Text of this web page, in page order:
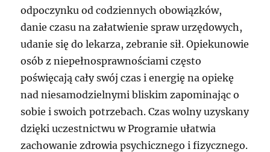
odpoczynku od codziennych obowiązków,
danie czasu na załatwienie spraw urzędowych,
udanie się do lekarza, zebranie sił. Opiekunowie
osób z niepełnosprawnościami często
poświęcają cały swój czas i energię na opiekę
nad niesamodzielnymi bliskim zapominając o
sobie i swoich potrzebach. Czas wolny uzyskany
dzięki uczestnictwu w Programie ułatwia
zachowanie zdrowia psychicznego i fizycznego.